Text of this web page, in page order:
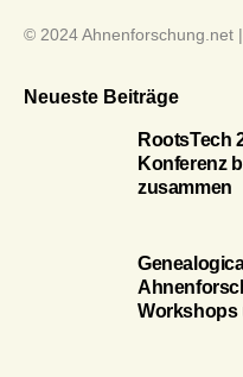
© 2024 Ahnenforschung.net |
Neueste Beiträge
RootsTech
Konferenz
zusammen
Workshops